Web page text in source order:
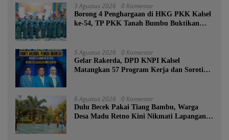
3 Agustus 2026 0 Komentar
Borong 4 Penghargaan di HKG PKK Kalsel
ke-54, TP PKK Tanah Bumbu Buktikan
5 Agustus 2026 0 Komentar
Gelar Rakerda, DPD KNPI Kalsel
Matangkan 57 Program Kerja dan Soroti
6 Agustus 2026 0 Komentar
Dulu Becek Pakai Tiang Bambu, Warga
Desa Madu Retno Kini Nikmati Lapangan